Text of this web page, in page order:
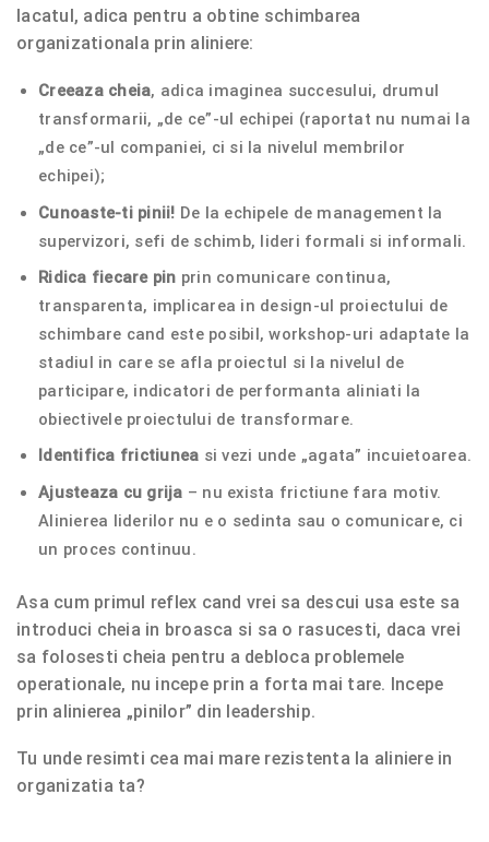
lacatul, adica pentru a obtine schimbarea
organizationala prin aliniere:
Creeaza cheia, adica imaginea succesului, drumul
transformarii, „de ce”-ul echipei (raportat nu numai la
„de ce”-ul companiei, ci si la nivelul membrilor
echipei);
Cunoaste-ti pinii! De la echipele de management la
supervizori, sefi de schimb, lideri formali si informali.
Ridica fiecare pin prin comunicare continua,
transparenta, implicarea in design-ul proiectului de
schimbare cand este posibil, workshop-uri adaptate la
stadiul in care se afla proiectul si la nivelul de
participare, indicatori de performanta aliniati la
obiectivele proiectului de transformare.
Identifica frictiunea si vezi unde „agata” incuietoarea.
Ajusteaza cu grija – nu exista frictiune fara motiv.
Alinierea liderilor nu e o sedinta sau o comunicare, ci
un proces continuu.
Asa cum primul reflex cand vrei sa descui usa este sa
introduci cheia in broasca si sa o rasucesti, daca vrei
sa folosesti cheia pentru a debloca problemele
operationale, nu incepe prin a forta mai tare. Incepe
prin alinierea „pinilor” din leadership.
Tu unde resimti cea mai mare rezistenta la aliniere in
organizatia ta?